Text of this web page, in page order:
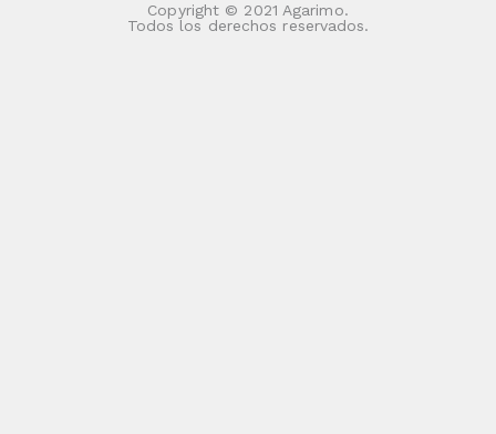
Copyright © 2021 Agarimo.
Todos los derechos reservados.